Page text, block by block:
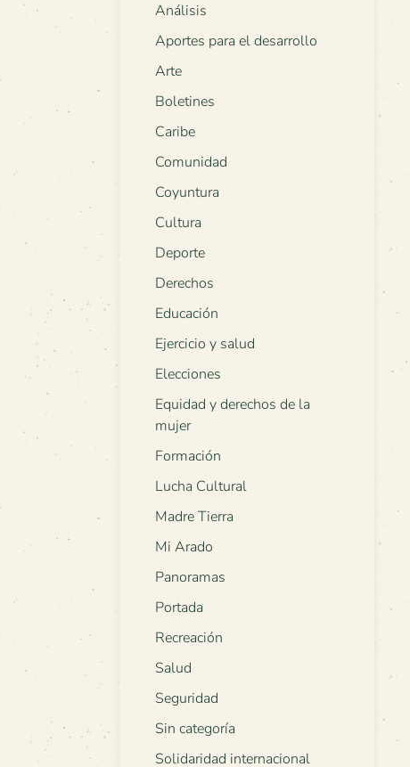
Análisis
Aportes para el desarrollo
Arte
Boletines
Caribe
Comunidad
Coyuntura
Cultura
Deporte
Derechos
Educación
Ejercicio y salud
Elecciones
Equidad y derechos de la
mujer
Formación
Lucha Cultural
Madre Tierra
Mi Arado
Panoramas
Portada
Recreación
Salud
Seguridad
Sin categoría
Solidaridad internacional